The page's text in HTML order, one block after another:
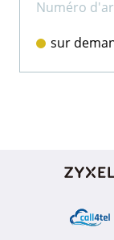
Numéro
sur